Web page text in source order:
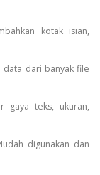
kotak isian,
dari banyak file
gaya teks, ukuran,
digunakan dan